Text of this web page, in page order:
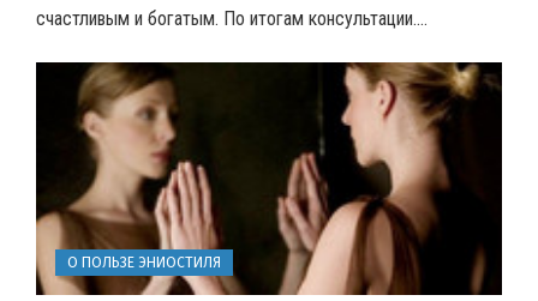
счастливым и богатым. По итогам консультации....
О ПОЛЬЗЕ ЭНИОСТИЛЯ